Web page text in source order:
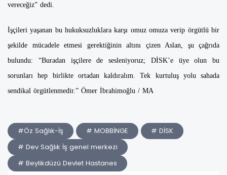
vereceğiz” dedi.
İşçileri yaşanan bu hukuksuzluklara karşı omuz omuza verip örgütlü bir
şekilde mücadele etmesi gerektiğinin altını çizen Aslan, şu çağrıda
bulundu: “Buradan işçilere de sesleniyoruz; DİSK’e üye olun bu
sorunları hep birlikte ortadan kaldıralım. Tek kurtuluş yolu sahada
sendikal örgütlenmedir.” Ömer İbrahimoğlu / MA
#Öz Sağlık-İş # MOBBİNGE
# DİSK
# Dev Sağlık İş genel merkezi
# Beylikdüzü Devlet Hastanes